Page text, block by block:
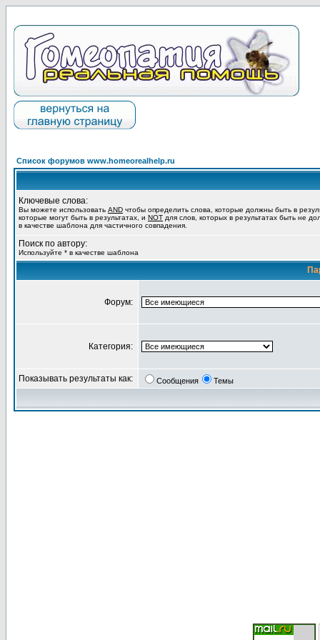
Список форумов www.homeorealhelp.ru
Ключевые слова:
Вы можете использовать AND чтобы определить слова, которые должны быть в
которые могут быть в результатах, и NOT для слов, которых в результатах быть не
в качестве шаблона для частичного совпадения.
Поиск по автору:
Используйте * в качестве шаблона
Форум:
Категория:
Показывать результаты как: Сообщения Темы